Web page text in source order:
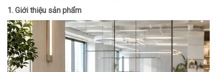
1. Giới thiệu sản phẩm